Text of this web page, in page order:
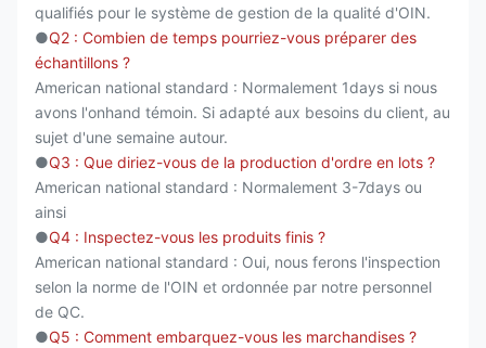
qualifiés pour le système de gestion de la qualité d'OIN.
●Q2 : Combien de temps pourriez-vous préparer des
échantillons ?
American national standard : Normalement 1days si nous
avons l'onhand témoin. Si adapté aux besoins du client, au
sujet d'une semaine autour.
●Q3 : Que diriez-vous de la production d'ordre en lots ?
American national standard : Normalement 3-7days ou
ainsi
●Q4 : Inspectez-vous les produits finis ?
American national standard : Oui, nous ferons l'inspection
selon la norme de l'OIN et ordonnée par notre personnel
de QC.
●Q5 : Comment embarquez-vous les marchandises ?